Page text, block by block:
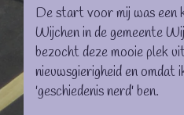
De start voor mij was een
Wijchen in de gemeente
bezocht deze mooie plek
nieuwsgierigheid en omdat
'geschiedenis nerd' ben.